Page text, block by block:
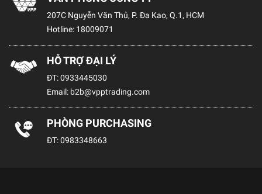
207C Nguyễn Văn Thủ, P. Đa Kao, Q.1, HCM
Hotline: 18009071
HỖ TRỢ ĐẠI LÝ
ĐT:0933445030
Email: b2b@vpptrading.com
PHÒNG PURCHASING
ĐT:0983348663